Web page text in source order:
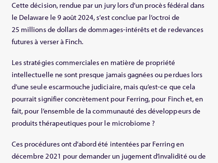
Cette décision, rendue par un jury lors d’un procès fédéral dans
le Delaware le 9 août 2024, s’est conclue par l’octroi de
25 millions de dollars de dommages-intérêts et de redevances
futures à verser à Finch.
Les stratégies commerciales en matière de propriété
intellectuelle ne sont presque jamais gagnées ou perdues lors
d’une seule escarmouche judiciaire, mais qu’est-ce que cela
pourrait signifier concrètement pour Ferring, pour Finch et, en
fait, pour l’ensemble de la communauté des développeurs de
produits thérapeutiques pour le microbiome ?
Ces procédures ont d’abord été intentées par Ferring en
décembre 2021 pour demander un jugement d’invalidité ou de